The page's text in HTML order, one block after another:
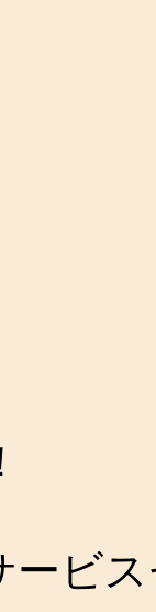
ービ